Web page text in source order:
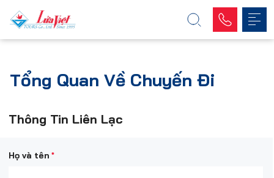
Tổng Quan Về Chuyến Đi
Thông Tin Liên Lạc
Họ và tên *